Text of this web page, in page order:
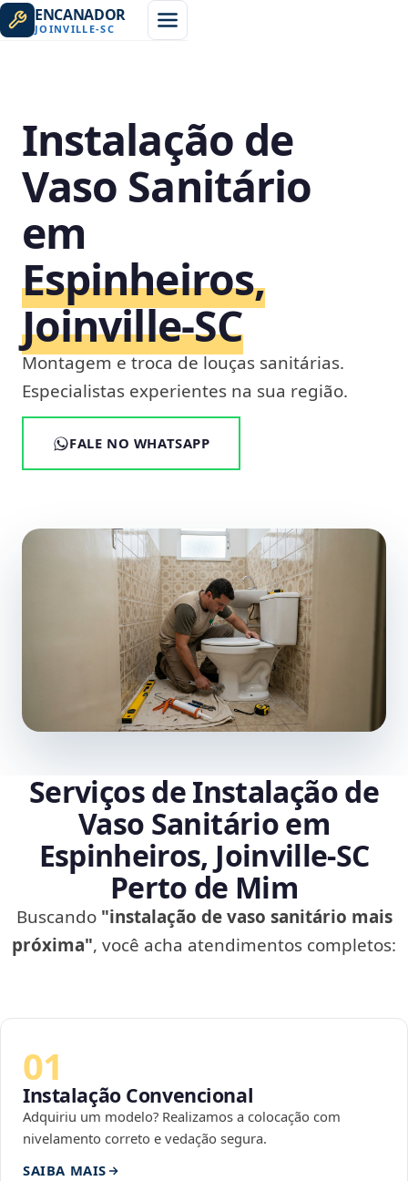
ENCANADOR
JOINVILLE-SC
Instalação de
Vaso Sanitário
em
Espinheiros,
Joinville‑SC
Montagem e troca de louças sanitárias.
Especialistas experientes na sua região.
FALE NO WHATSAPP
Serviços de Instalação de
Vaso Sanitário em
Espinheiros, Joinville‑SC
Perto de Mim
Buscando "instalação de vaso sanitário mais
próxima", você acha atendimentos completos:
01
Instalação Convencional
Adquiriu um modelo? Realizamos a colocação com
nivelamento correto e vedação segura.
SAIBA MAIS